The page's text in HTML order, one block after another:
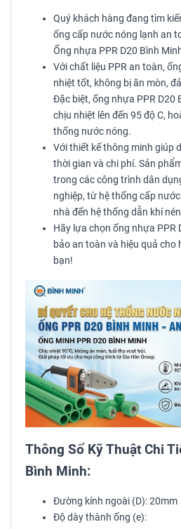
Quý khách hàng đang tìm
ống cấp nước nóng lạnh an
Ống nhựa PPR D20 Bình
Với chất liệu PPR an toàn,
nhiệt tốt, không bị ăn mòn,
Đặc biệt, ống nhựa PPR D20
chịu nhiệt lên đến 95 độ C,
thống nước nóng.
Với thiết kế thông minh giúp
thời gian và chi phí. Sản
trong các công trình dân
nghiệp, từ hệ thống cấp
nhà đến hệ thống dẫn khí
Hãy lựa chọn ống nhựa PPR
bảo an toàn và hiệu quả cho
bạn!
Thông Số Kỹ Thuật Chi
Bình Minh:
Đường kính ngoài (D): 20mm
Độ dày thành ống (e):